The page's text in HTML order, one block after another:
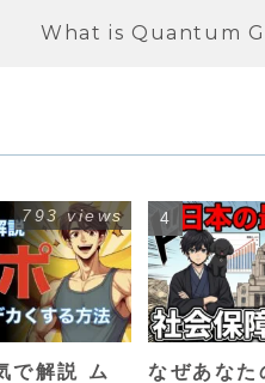
What is Quantum
で解説 ム
793 views
なぜあなた